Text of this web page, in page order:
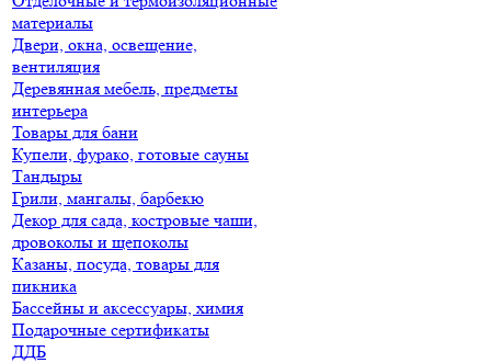
материалы
Двери, окна, освещение,
вентиляция
Деревянная мебель, предметы
интерьера
Товары для бани
Купели, фурако, готовые сауны
Тандыры
Грили, мангалы, барбекю
Декор для сада, костровые чаши,
дровоколы и щепоколы
Казаны, посуда, товары для
пикника
Бассейны и аксессуары, химия
Подарочные сертификаты
ДДБ